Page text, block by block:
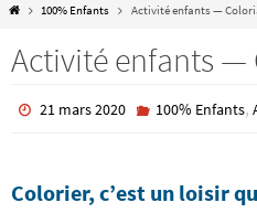
Home100% Enfants Activité enfants —
Activité enfants —
21 mars 2020 100% Enfants,
Colorier, c’est un loisir